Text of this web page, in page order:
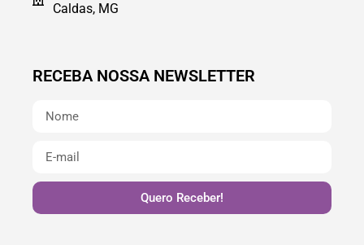
Caldas, MG
RECEBA NOSSA NEWSLETTER
Quero Receber!